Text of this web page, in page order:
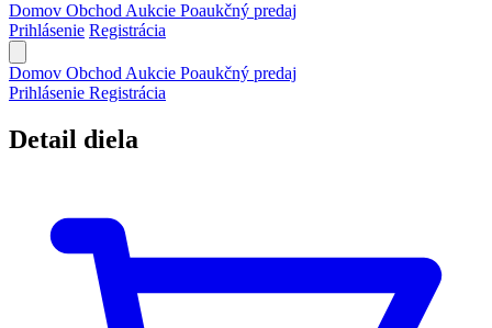
Domov Obchod Aukcie Poaukčný predaj
Prihlásenie Registrácia
Domov Obchod Aukcie Poaukčný predaj
Prihlásenie Registrácia
Detail diela